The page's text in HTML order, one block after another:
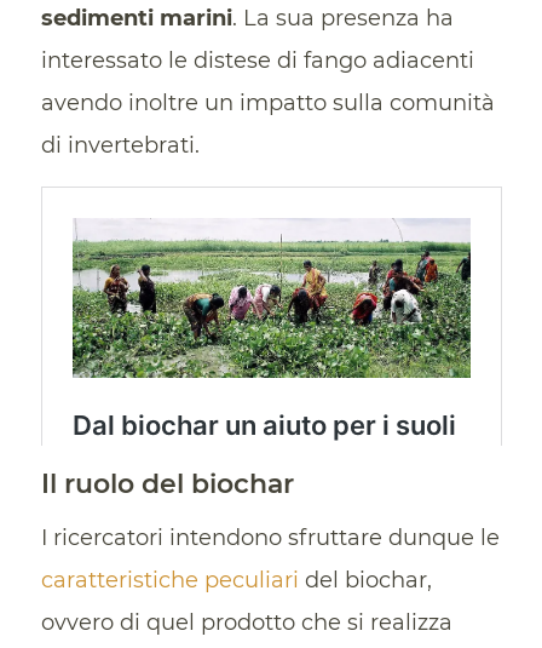
sedimenti marini. La sua presenza ha
interessato le distese di fango adiacenti
avendo inoltre un impatto sulla comunità
di invertebrati.
Il ruolo del biochar
I ricercatori intendono sfruttare dunque le
caratteristiche peculiari del biochar,
ovvero di quel prodotto che si realizza